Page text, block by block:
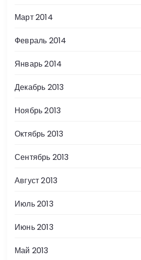
Март 2014
Февраль 2014
Январь 2014
Декабрь 2013
Ноябрь 2013
Октябрь 2013
Сентябрь 2013
Август 2013
Июль 2013
Июнь 2013
Май 2013